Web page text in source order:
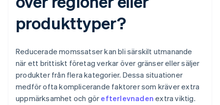
produkttyper?
Reducerade momssatser kan bli särskilt utmanande
när ett brittiskt företag verkar över gränser eller säljer
produkter från flera kategorier. Dessa situationer
medför ofta komplicerande faktorer som kräver extra
uppmärksamhet och gör efterlevnaden extra viktig.